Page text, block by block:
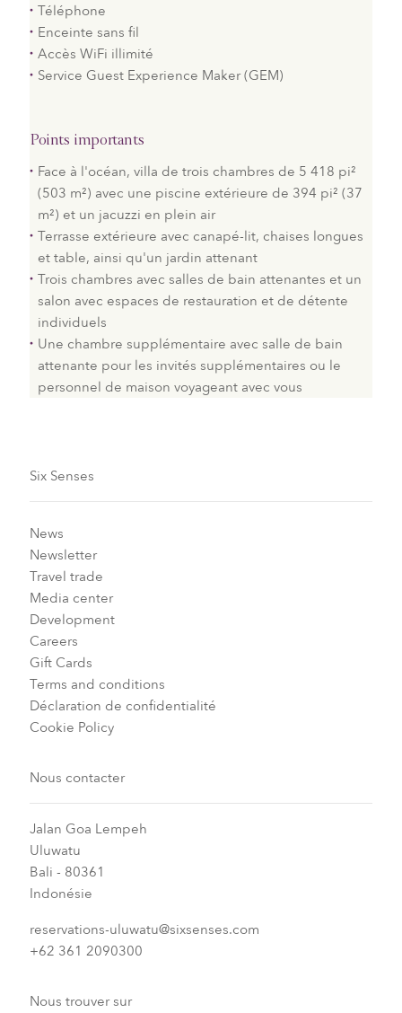
Téléphone
Enceinte sans fil
Accès WiFi illimité
Service Guest Experience Maker (GEM)
Points importants
Face à l'océan, villa de trois chambres de 5 418 pi²
(503 m²) avec une piscine extérieure de 394 pi² (37
m²) et un jacuzzi en plein air
Terrasse extérieure avec canapé-lit, chaises longues
et table, ainsi qu'un jardin attenant
Trois chambres avec salles de bain attenantes et un
salon avec espaces de restauration et de détente
individuels
Une chambre supplémentaire avec salle de bain
attenante pour les invités supplémentaires ou le
personnel de maison voyageant avec vous
Six Senses
News
Newsletter
Travel trade
Media center
Development
Careers
Gift Cards
Terms and conditions
Déclaration de confidentialité
Cookie Policy
Nous contacter
Jalan Goa Lempeh
Uluwatu
Bali - 80361
Indonésie
reservations-uluwatu@sixsenses.com
+62 361 2090300
Nous trouver sur